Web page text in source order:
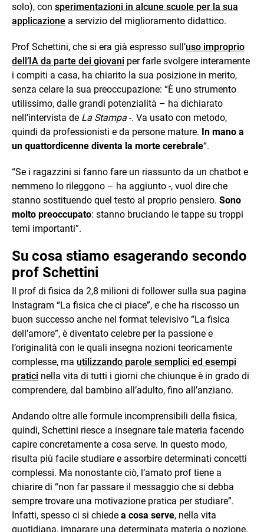
solo), con sperimentazioni in alcune scuole per la sua
applicazione a servizio del miglioramento didattico.
Prof Schettini, che si era già espresso sull’uso improprio
dell’IA da parte dei giovani per farle svolgere interamente
i compiti a casa, ha chiarito la sua posizione in merito,
senza celare la sua preoccupazione: “È uno strumento
utilissimo, dalle grandi potenzialità – ha dichiarato
nell’intervista de La Stampa -. Va usato con metodo,
quindi da professionisti e da persone mature. In mano a
un quattordicenne diventa la morte cerebrale“.
“Se i ragazzini si fanno fare un riassunto da un chatbot e
nemmeno lo rileggono – ha aggiunto -, vuol dire che
stanno sostituendo quel testo al proprio pensiero. Sono
molto preoccupato: stanno bruciando le tappe su troppi
temi importanti”.
Su cosa stiamo esagerando secondo
prof Schettini
Il prof di fisica da 2,8 milioni di follower sulla sua pagina
Instagram “La fisica che ci piace”, e che ha riscosso un
buon successo anche nel format televisivo “La fisica
dell’amore”, è diventato celebre per la passione e
l’originalità con le quali insegna nozioni teoricamente
complesse, ma utilizzando parole semplici ed esempi
pratici nella vita di tutti i giorni che chiunque è in grado di
comprendere, dal bambino all’adulto, fino all’anziano.
Andando oltre alle formule incomprensibili della fisica,
quindi, Schettini riesce a insegnare tale materia facendo
capire concretamente a cosa serve. In questo modo,
risulta più facile studiare e assorbire determinati concetti
complessi. Ma nonostante ciò, l’amato prof tiene a
chiarire di “non far passare il messaggio che si debba
sempre trovare una motivazione pratica per studiare”.
Infatti, spesso ci si chiede a cosa serve, nella vita
quotidiana, imparare una determinata materia o nozione.